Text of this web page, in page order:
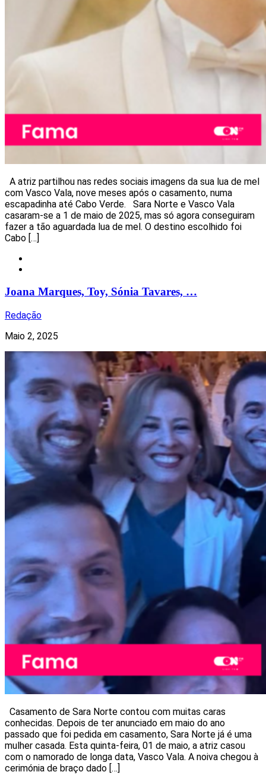
A atriz partilhou nas redes sociais imagens da sua lua de mel
com Vasco Vala, nove meses após o casamento, numa
escapadinha até Cabo Verde. Sara Norte e Vasco Vala
casaram-se a 1 de maio de 2025, mas só agora conseguiram
fazer a tão aguardada lua de mel. O destino escolhido foi
Cabo […]
Joana Marques, Toy, Sónia Tavares, …
Redação
Maio 2, 2025
Casamento de Sara Norte contou com muitas caras
conhecidas. Depois de ter anunciado em maio do ano
passado que foi pedida em casamento, Sara Norte já é uma
mulher casada. Esta quinta-feira, 01 de maio, a atriz casou
com o namorado de longa data, Vasco Vala. A noiva chegou à
cerimónia de braço dado […]